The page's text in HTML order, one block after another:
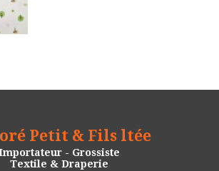
Petit & Fils ltée
- Grossiste
Textile & Draperie